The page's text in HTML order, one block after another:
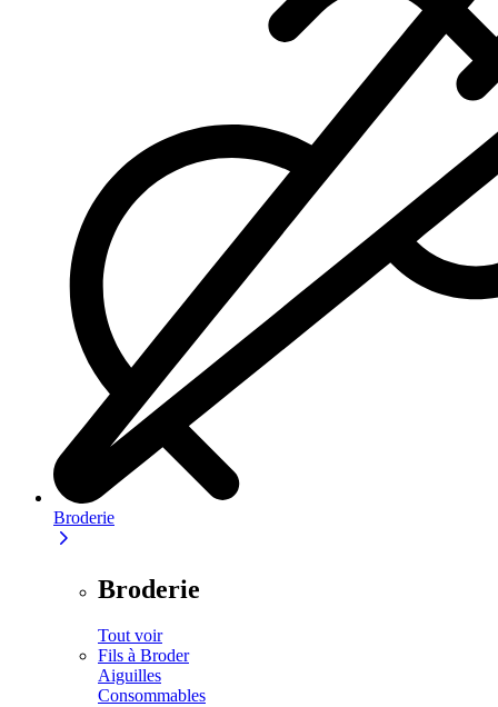
Broderie
Broderie
Tout voir
Fils à Broder
Aiguilles
Consommables